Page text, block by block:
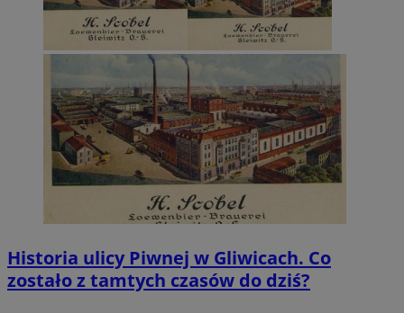
Historia ulicy Piwnej w Gliwicach. Co
zostało z tamtych czasów do dziś?